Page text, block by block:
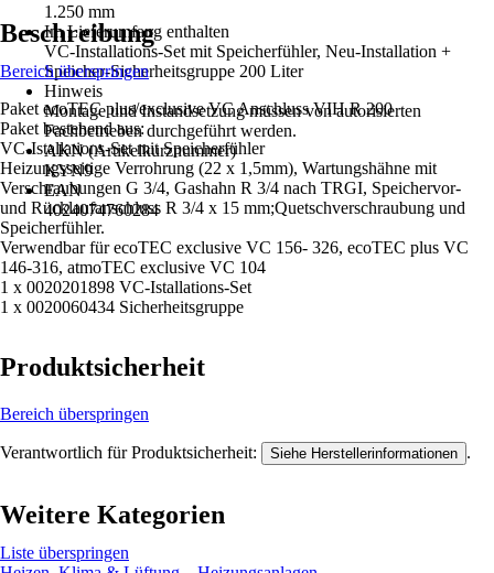
1.250 mm
Im Lieferumfang enthalten
VC-Installations-Set mit Speicherfühler, Neu-Installation +
Speicher-Sicherheitsgruppe 200 Liter
Hinweis
Montage und Instandsetzung müssen von autorisierten
Fachbetrieben durchgeführt werden.
AKN (Artikelkurznummer)
KYN9
EAN
4024074760284
Beschreibung
Bereich überspringen
Paket ecoTEC plus/exclusive VC Anschluss VIH R 200
Paket bestehend aus:
VC-Istallations-Set mit Speicherfühler
Heizungsseitige Verrohrung (22 x 1,5mm), Wartungshähne mit
Verschraubungen G 3/4, Gashahn R 3/4 nach TRGI, Speichervor-
und Rücklaufanschluss R 3/4 x 15 mm;Quetschverschraubung und
Speicherfühler.
Verwendbar für ecoTEC exclusive VC 156- 326, ecoTEC plus VC
146-316, atmoTEC exclusive VC 104
1 x 0020201898 VC-Istallations-Set
1 x 0020060434 Sicherheitsgruppe
Produktsicherheit
Bereich überspringen
Verantwortlich für Produktsicherheit: Siehe Herstellerinformationen .
Weitere Kategorien
Liste überspringen